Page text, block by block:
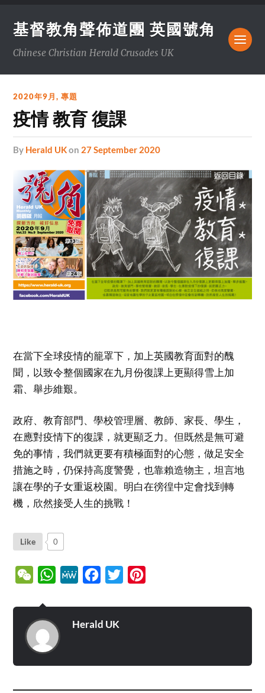
基督教角聲佈道團 英國號角
Chinese Christian Herald Crusades UK
2020年9月,專題
疫情 教育 復課
by Herald UKon 27 September 2020
在當下全球疫情的籠罩下，加上英國教育面對的醜
聞，以致令整個國家在九月份復課上更顯得雪上加
霜、舉步維艱。
政府、教育部門、學校管理層、教師、家長、學生，
在應對疫情下的復課，就更顯乏力。但既然是無可避
免的事情，我們就更要有積極面對的心態，做足安全
措施之時，仍保持高度警覺，也靠賴造物主，坦言地
讓在學的子女重返校園。明白在徬徨中定會找到轉
機，欣然接受人生的挑戰！
Like 0
WeChatWhatsApp
MeWe Facebook
Twitter
Herald UK